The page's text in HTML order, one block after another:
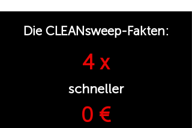
Die CLEANsweep-Fakten:
4 x
schneller
0 €